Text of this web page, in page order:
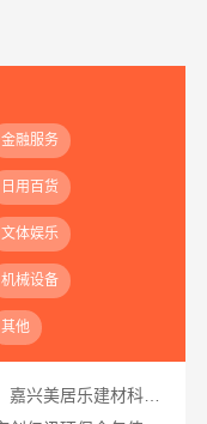
金融服务
日用百货
文体娱乐
机械设备
其他
新房装修空间规划施工案例，嘉兴美居乐建材科技有限公司